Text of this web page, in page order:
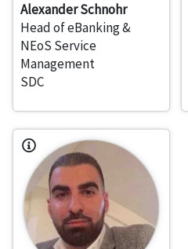
Alexander Schnohr
Head of eBanking &
NEoS Service
Management
SDC